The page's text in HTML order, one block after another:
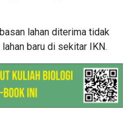
lahan diterima tidak
baru di sekitar IKN.